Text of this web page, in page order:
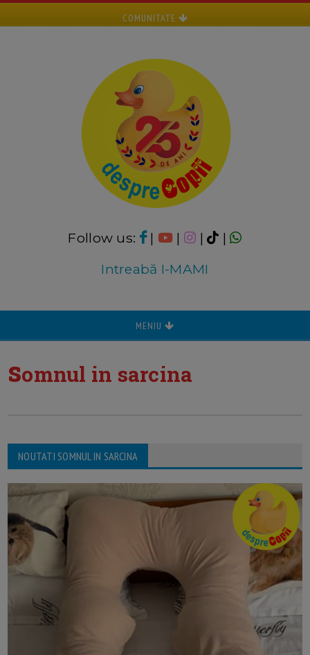
COMUNITATE
Follow us: | | |
|
Intreabă I-MAMI
MENIU
somnul in sarcina
NOUTATI SOMNUL IN SARCINA